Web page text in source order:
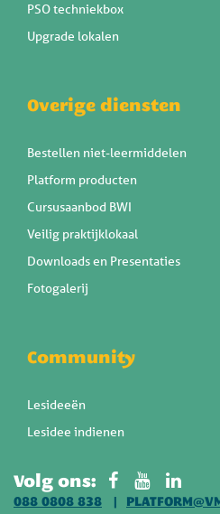
PSO techniekbox
Upgrade lokalen
Overige diensten
Bestellen niet-leermiddelen
Platform producten
Cursusaanbod BWI
Veilig praktijklokaal
Downloads en Presentaties
Fotogalerij
Community
Lesideeën
Lesidee indienen
Volg ons:
088 0808 838